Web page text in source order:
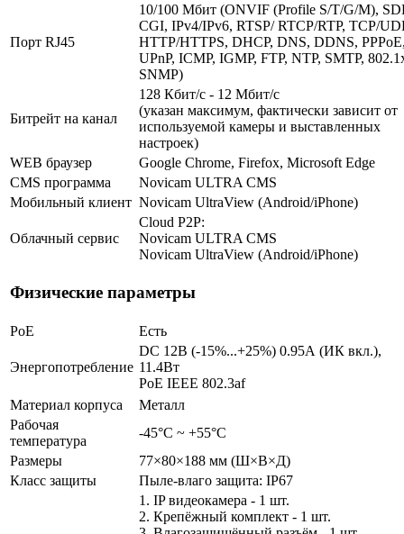
Порт RJ45
10/100 Мбит (ONVIF (Profile S/T/G/M),
CGI, IPv4/IPv6, RTSP/ RTCP/RTP, TCP/
HTTP/HTTPS, DHCP, DNS, DDNS,
UPnP, ICMP, IGMP, FTP, NTP, SMTP,
SNMP)
Битрейт на канал
128 Кбит/с - 12 Мбит/с
(указан максимум, фактически зависит от
используемой камеры и выставленных
настроек)
WEB браузер
Google Chrome, Firefox, Microsoft Edge
CMS программа
Novicam ULTRA CMS
Мобильный клиент Novicam UltraView (Android/iPhone)
Облачный сервис
Cloud P2P:
Novicam ULTRA CMS
Novicam UltraView (Android/iPhone)
Физические параметры
PoE Есть
Энергопотребление
DC 12В (-15%...+25%) 0.95А (ИК вкл.),
11.4Вт
PoE IEEE 802.3af
Материал корпуса
Металл
Рабочая
температура
-45°С ~ +55°С
Размеры
77×80×188 мм (Ш×В×Д)
Класс защиты
Пыле-влаго защита: IP67
1. IP видеокамера - 1 шт.
2. Крепёжный комплект - 1 шт.